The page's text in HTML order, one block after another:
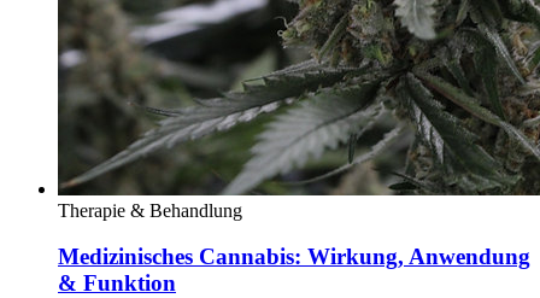
Therapie & Behandlung
Medizinisches Cannabis: Wirkung, Anwendung
& Funktion